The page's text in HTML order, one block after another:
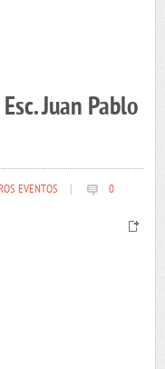
Juan Pablo
EVENTOS 0